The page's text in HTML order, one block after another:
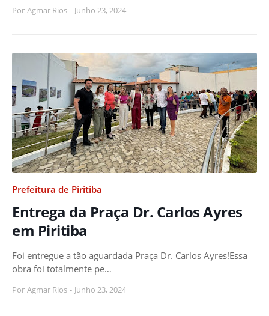
Por Agmar Rios - Junho 23, 2024
Prefeitura de Piritiba
Entrega da Praça Dr. Carlos Ayres
em Piritiba
Foi entregue a tão aguardada Praça Dr. Carlos Ayres!Essa
obra foi totalmente pe…
Por Agmar Rios - Junho 23, 2024